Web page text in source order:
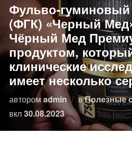
Фульво-гуминовый
(ФГК) «Черный
Чёрный Мед
продуктом,
клинические
имеет несколько
авторомadmin вПолезные
вклОпубликовано
30.08.2023